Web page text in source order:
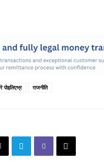
पोइलिएभ्र राजनीति